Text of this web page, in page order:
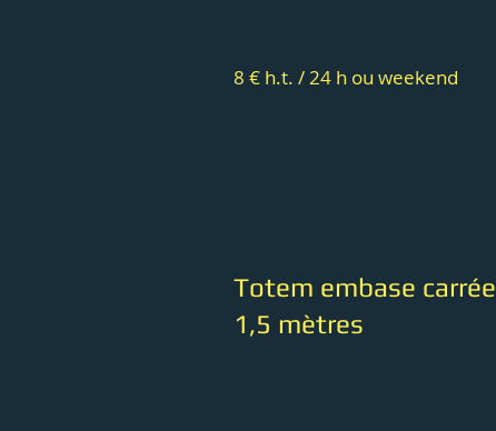
8 € h.t. / 24 h ou weekend
Totem embase carrée
1,5 mètres